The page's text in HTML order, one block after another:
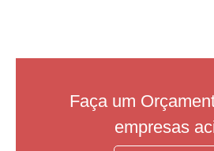
Faça um
empresas